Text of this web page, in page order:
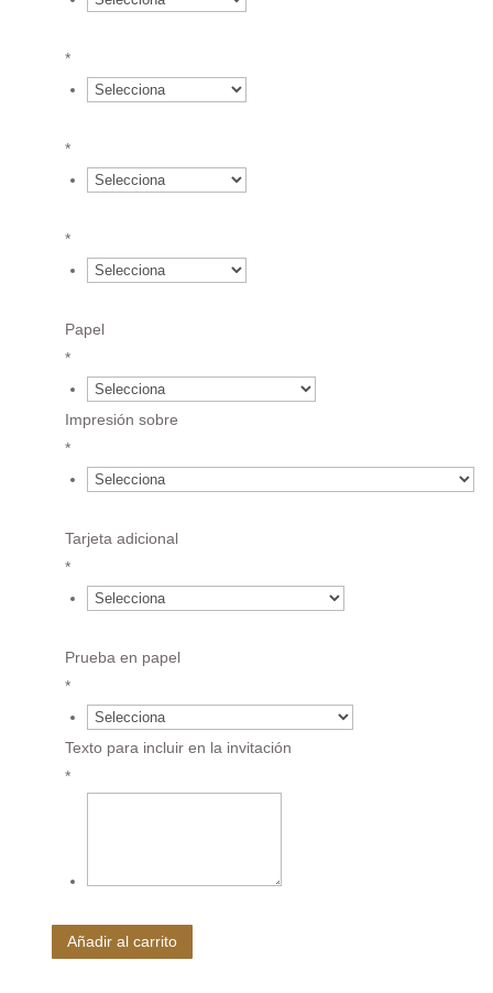
*
*
*
Papel
*
Impresión sobre
*
Tarjeta adicional
*
Prueba en papel
*
Texto para incluir en la invitación
*
Añadir al carrito